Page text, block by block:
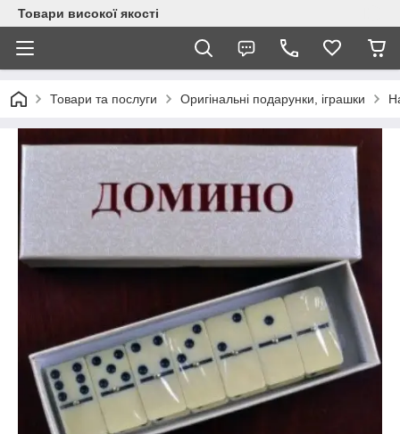
Товари високої якості
Товари та послуги Оригінальні подарунки, іграшки